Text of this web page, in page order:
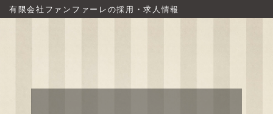
有限会社ファンファーレの採用・求人情報